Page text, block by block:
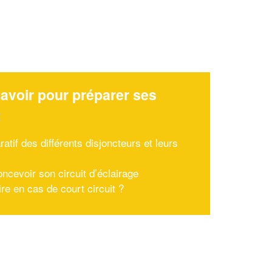
pour préparer ses
des différents disjoncteurs et leurs
son circuit d’éclairage
en cas de court circuit ?